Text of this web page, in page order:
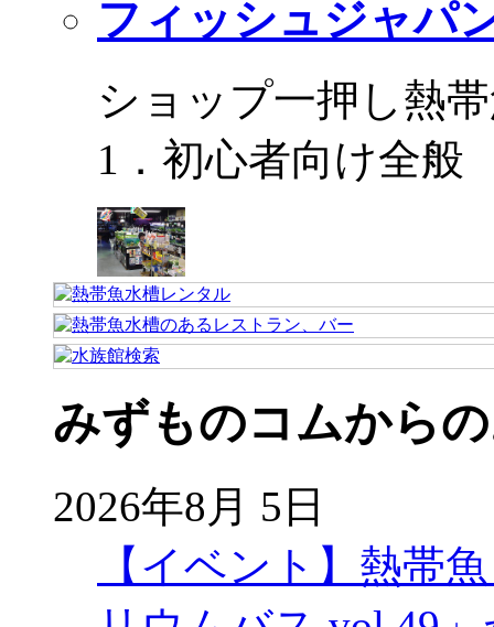
フィッシュジャパ
ショップ一押し熱
1．初心者向け全
みずものコムから
2026年8月 5日
【イベント】熱帯